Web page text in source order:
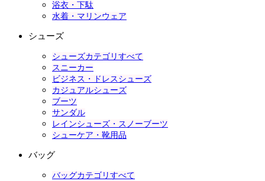
浴衣・下駄
水着・マリンウェア
シューズ
シューズカテゴリすべて
スニーカー
ビジネス・ドレスシューズ
カジュアルシューズ
ブーツ
サンダル
レインシューズ・スノーブーツ
シューケア・靴用品
バッグ
バッグカテゴリすべて